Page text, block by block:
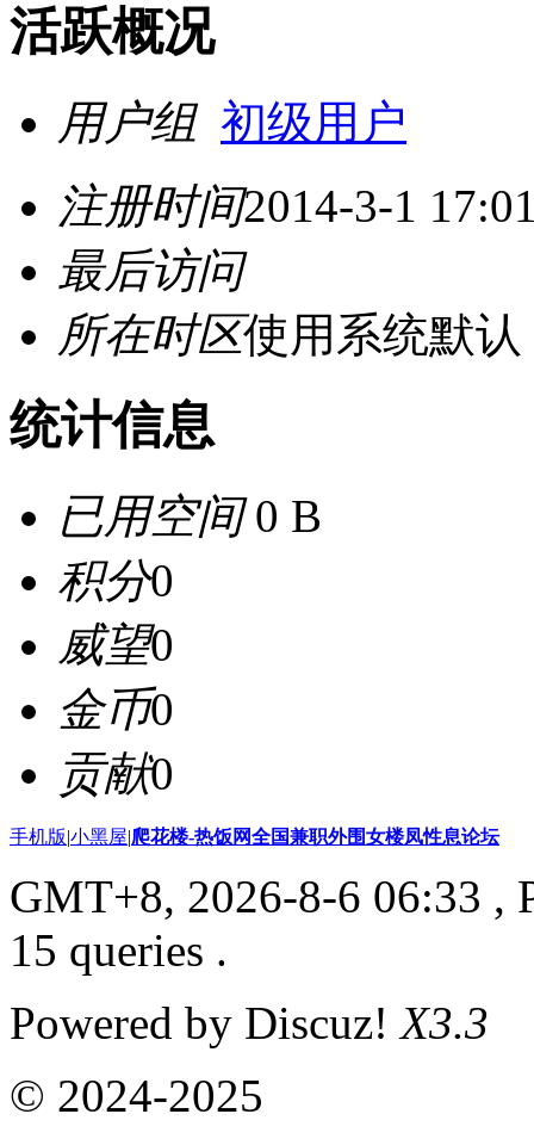
活跃概况
用户组 初级用户
注册时间2014-3-1
最后访问
所在时区使用系统默认
统计信息
已用空间0 B
积分0
威望0
金币0
贡献0
手机版|小黑屋|爬花楼-热饭网全国兼职外围女楼凤性息论坛
GMT+8, 2026-8-6 06:33 ,
15 queries .
Powered by Discuz!X3.3
© 2024-2025